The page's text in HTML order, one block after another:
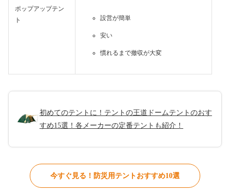
ポップアップテン
ト
設営が簡単
安い
慣れるまで撤収が大変
初めてのテントに！テントの王道ドームテントのおす
すめ15選！各メーカーの定番テントも紹介！
今すぐ見る！防災用テントおすすめ10選